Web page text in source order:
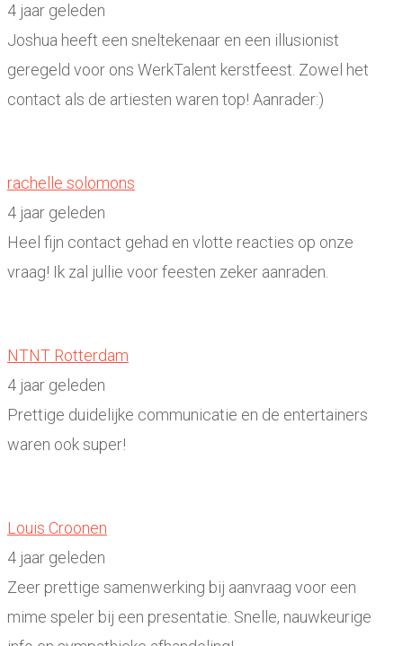
4 jaar geleden
Joshua heeft een sneltekenaar en een illusionist
geregeld voor ons WerkTalent kerstfeest. Zowel het
contact als de artiesten waren top! Aanrader:)
rachelle solomons
4 jaar geleden
Heel fijn contact gehad en vlotte reacties op onze
vraag! Ik zal jullie voor feesten zeker aanraden.
NTNT Rotterdam
4 jaar geleden
Prettige duidelijke communicatie en de entertainers
waren ook super!
Louis Croonen
4 jaar geleden
Zeer prettige samenwerking bij aanvraag voor een
mime speler bij een presentatie. Snelle, nauwkeurige